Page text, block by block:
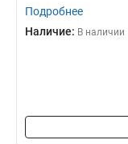
Подробнее
Наличие: В наличии